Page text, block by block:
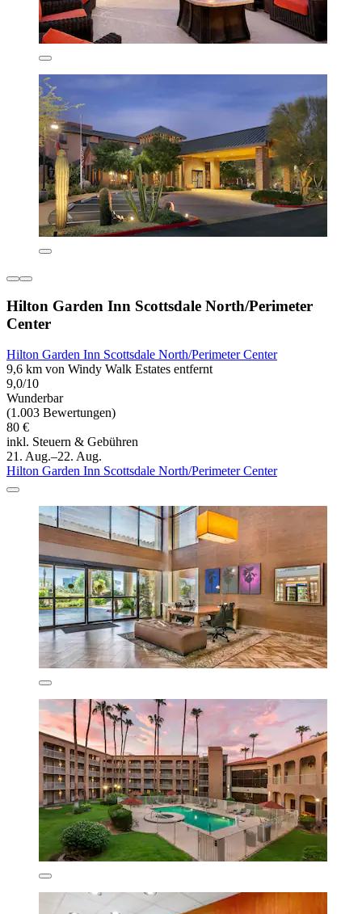
Hilton Garden Inn Scottsdale North/Perimeter
Center
Hilton Garden Inn Scottsdale North/Perimeter Center
9,6 km von Windy Walk Estates entfernt
9,0/10
Wunderbar
(1.003 Bewertungen)
80 €
inkl. Steuern & Gebühren
21. Aug.–22. Aug.
Hilton Garden Inn Scottsdale North/Perimeter Center